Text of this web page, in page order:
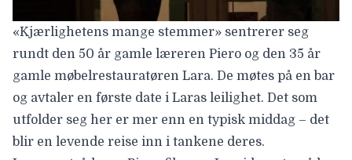
«Kjærlighetens mange stemmer» sentrerer seg
rundt den 50 år gamle læreren Piero og den 35 år
gamle møbelrestauratøren Lara. De møtes på en bar
og avtaler en første date i Laras leilighet. Det som
utfolder seg her er mer enn en typisk middag – det
blir en levende reise inn i tankene deres.